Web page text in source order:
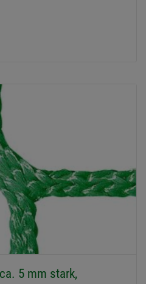
5 mm stark,